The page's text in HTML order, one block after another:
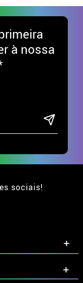
à nossa
sociais!